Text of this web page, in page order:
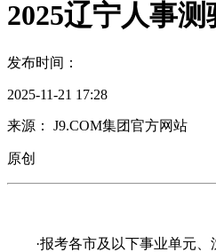
2025辽宁人事测
发布时间：
2025-11-21 17:28
来源： J9.COM集团官方网站
原创
·报考各市及以下事业单元、